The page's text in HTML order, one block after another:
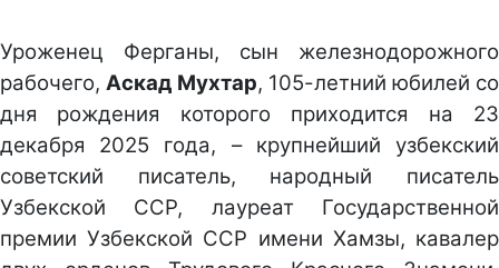
Уроженец Ферганы, сын железнодорожного
рабочего, Аскад Мухтар, 105-летний юбилей со
дня рождения которого приходится на 23
декабря 2025 года, – крупнейший узбекский
советский писатель, народный писатель
Узбекской ССР, лауреат Государственной
премии Узбекской ССР имени Хамзы, кавалер